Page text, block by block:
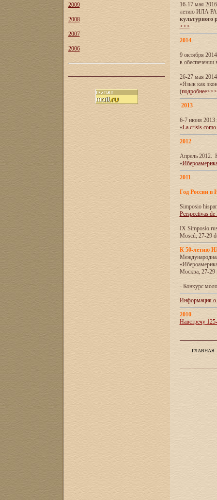
2009
2008
2007
2006
16-17 мая
летию ИЛА
культурного
>>>
2014
9 октября
в обеспечении
26-27 мая
«Язык как
(подробнее>>>
2013
6-7 июня 2013
«La crisis como
2012
Апрель 2012.
«
2011
Год России в
Simposio
Perspectivas
IX Simposio
Moscú, 27-29
К 50-летию
Москва, 27-29
- Конкурс
Информация о
2010
Навстречу
ГЛАВНАЯ